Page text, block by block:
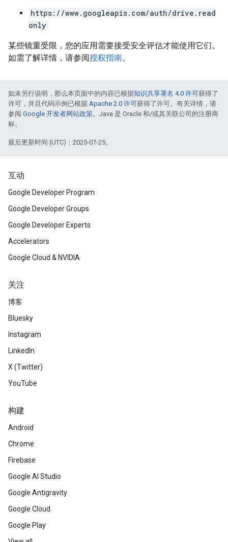
https://www.googleapis.com/auth/drive.read
only
某些镜重受限，您的应用需要接受安全评估才能使用它们。
如需了解详情，请参阅授权指南。
如未另行说明，那么本页面中的内容已根据知识共享署名 4.0 许可获得了
许可，并且代码示例已根据 Apache 2.0 许可获得了许可。有关详情，请
参阅 Google 开发者网站政策。Java 是 Oracle 和/或其关联公司的注册商
标。
最后更新时间 (UTC)：2025-07-25。
互动
Google Developer Program
Google Developer Groups
Google Developer Experts
Accelerators
Google Cloud & NVIDIA
关注
博客
Bluesky
Instagram
LinkedIn
X (Twitter)
YouTube
构建
Android
Chrome
Firebase
Google AI Studio
Google Antigravity
Google Cloud
Google Play